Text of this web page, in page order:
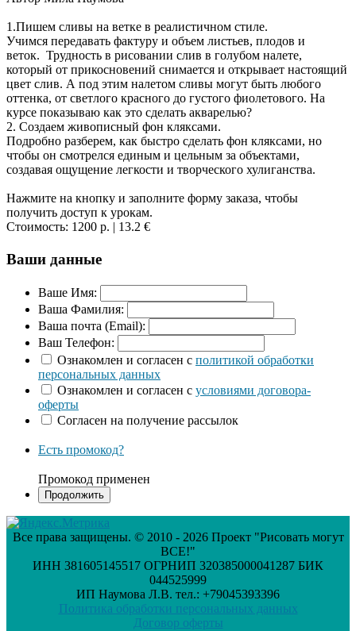
1.Пишем сливы на ветке в реалистичном стиле.
Учимся передавать фактуру и объем листьев, плодов и
веток. Трудность в рисовании слив в голубом налете,
который от прикосновений снимается и открывает настоящий
цвет слив. А под этим налетом сливы могут быть любого
оттенка, от светлого красного до густого фиолетового. На
курсе показываю как это сделать акварелью?
2. Создаем живописный фон кляксами.
Подробно разберем, как быстро сделать фон кляксами, но
чтобы он смотрелся единым и цельным за объектами,
создавая ощущение легкости и творческого хулиганства.
Нажмите на кнопку и заполните форму заказа, чтобы
получить доступ к урокам.
Стоимость: 1200 р. | 13.2 €
Ваши данные
Ваше Имя:
Ваша Фамилия:
Ваша почта (Email):
Ваш Телефон:
Ознакомлен и согласен с политикой обработки
персональных данных
Ознакомлен и согласен с условиями договора-
оферты
Согласен на получение рассылок
Есть промокод?
Промокод применен
Все права защищены. © 2010 - 2026 Проект "Рисовать могут
ВСЕ!"
ИНН 381605145517 ОГРНИП 320385000041287 БИК
044525999
ИП Наумова Л.В. тел.: +79045393396
Политика обработки персональных данных
Договор оферты